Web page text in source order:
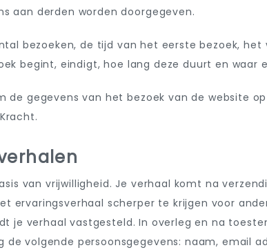
aan derden worden doorgegeven.
bezoeken, de tijd van het eerste bezoek, het
begint, eindigt, hoe lang deze duurt en waar
gegevens van het bezoek van de website
van vrijwilligheid. Je verhaal komt na
ervaringsverhaal scherper te krijgen voor
je verhaal vastgesteld. In overleg en na
volgende persoonsgegevens: naam, email